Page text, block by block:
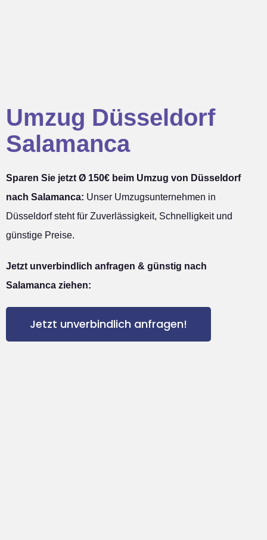
Umzug Düsseldorf
Salamanca
Sparen Sie jetzt Ø 150€ beim Umzug von Düsseldorf
nach Salamanca: Unser Umzugsunternehmen in
Düsseldorf steht für Zuverlässigkeit, Schnelligkeit und
günstige Preise.
Jetzt unverbindlich anfragen & günstig nach
Salamanca ziehen:
Jetzt unverbindlich anfragen!